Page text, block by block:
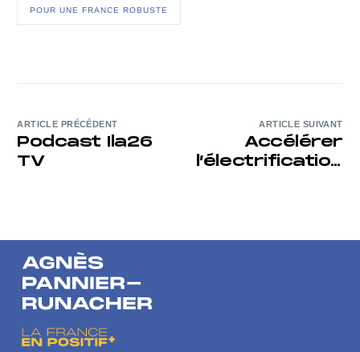
POUR UNE FRANCE ROBUSTE
ARTICLE PRÉCÉDENT
Podcast Ila26
TV
ARTICLE SUIVANT
Accélérer
l’électrification
fiscalité